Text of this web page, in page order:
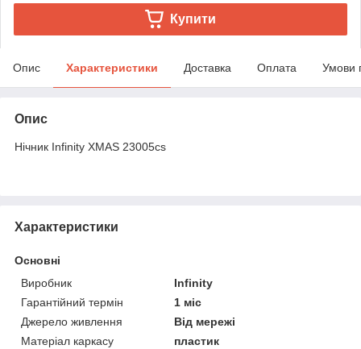
Купити
Опис Характеристики Доставка Оплата Умови
Опис
Нічник Infinity XMAS 23005cs
Характеристики
Основні
Виробник
Infinity
Гарантійний термін
1 міс
Джерело живлення
Від мережі
Матеріал каркасу
пластик